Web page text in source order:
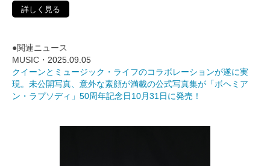
詳しく見る
●関連ニュース
MUSIC・ 2025.09.05
クイーンとミュージック・ライフのコラボレーションが遂に実
現。未公開写真、意外な素顔が満載の公式写真集が「ボヘミア
ン・ラプソディ」50周年記念日10月31日に発売！